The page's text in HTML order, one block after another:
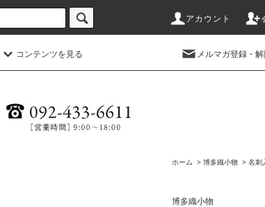
アカウント
コンテンツを見る メルマガ登録・
ホーム > 博多織小物 > 名刺
博多織小物